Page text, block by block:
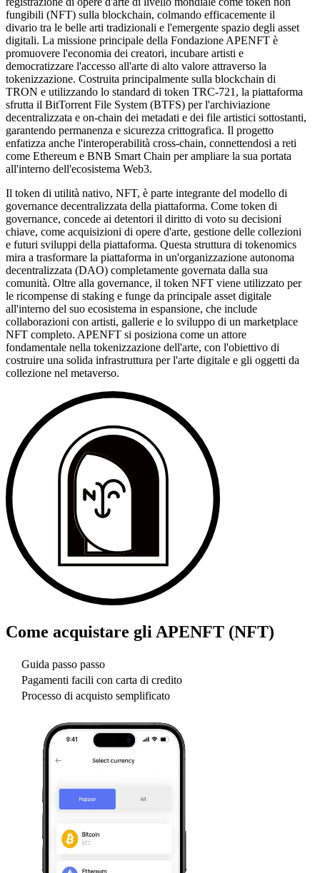
fungibili (NFT) sulla blockchain, colmando efficacemente il
divario tra le belle arti tradizionali e l'emergente spazio degli asset
digitali. La missione principale della Fondazione APENFT è
promuovere l'economia dei creatori, incubare artisti e
democratizzare l'accesso all'arte di alto valore attraverso la
tokenizzazione. Costruita principalmente sulla blockchain di
TRON e utilizzando lo standard di token TRC-721, la piattaforma
sfrutta il BitTorrent File System (BTFS) per l'archiviazione
decentralizzata e on-chain dei metadati e dei file artistici sottostanti,
garantendo permanenza e sicurezza crittografica. Il progetto
enfatizza anche l'interoperabilità cross-chain, connettendosi a reti
come Ethereum e BNB Smart Chain per ampliare la sua portata
all'interno dell'ecosistema Web3.
Il token di utilità nativo, NFT, è parte integrante del modello di
governance decentralizzata della piattaforma. Come token di
governance, concede ai detentori il diritto di voto su decisioni
chiave, come acquisizioni di opere d'arte, gestione delle collezioni
e futuri sviluppi della piattaforma. Questa struttura di tokenomics
mira a trasformare la piattaforma in un'organizzazione autonoma
decentralizzata (DAO) completamente governata dalla sua
comunità. Oltre alla governance, il token NFT viene utilizzato per
le ricompense di staking e funge da principale asset digitale
all'interno del suo ecosistema in espansione, che include
collaborazioni con artisti, gallerie e lo sviluppo di un marketplace
NFT completo. APENFT si posiziona come un attore
fondamentale nella tokenizzazione dell'arte, con l'obiettivo di
costruire una solida infrastruttura per l'arte digitale e gli oggetti da
collezione nel metaverso.
Come acquistare gli APENFT (NFT)
Guida passo passo
Pagamenti facili con carta di credito
Processo di acquisto semplificato